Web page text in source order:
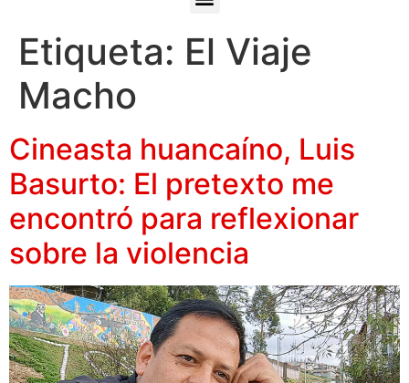
Etiqueta: El Viaje
Macho
Cineasta huancaíno, Luis
Basurto: El pretexto me
encontró para reflexionar
sobre la violencia